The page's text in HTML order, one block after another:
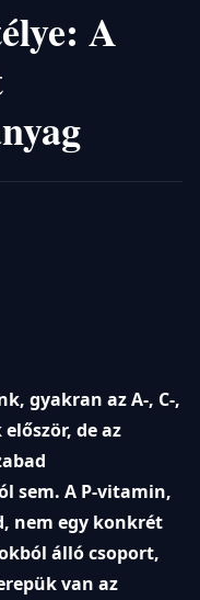
A
gyakran az A-, C-,
de az
sem. A P-vitamin,
nem egy konkrét
álló csoport,
van az